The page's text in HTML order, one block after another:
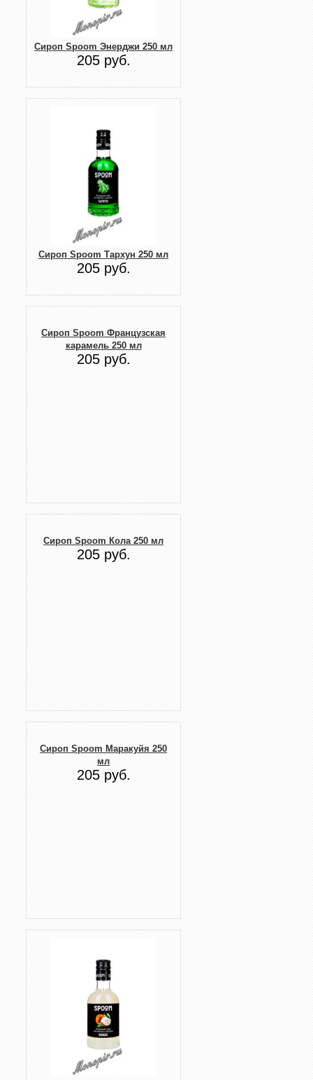
Сироп Spoom Энерджи 250 мл
205 руб.
Сироп Spoom Тархун 250 мл
205 руб.
Сироп Spoom Французская
карамель 250 мл
205 руб.
Сироп Spoom Кола 250 мл
205 руб.
Сироп Spoom Маракуйя 250
мл
205 руб.